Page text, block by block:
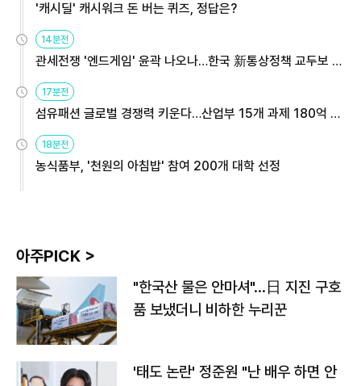
'캐시딜' 캐시워크 돈 버는 퀴즈, 정답은?
14분전
관세전쟁 '엔드게임' 윤곽 나오나…한국 新통상정책 교두보 활
용해야
17분전
섬유패션 글로벌 경쟁력 키운다…산업부 15개 과제 180억 지
원
18분전
농식품부, '천원의 아침밥' 참여 200개 대학 선정
아주PICK >
"한국산 물은 안마셔"…日 지진 구호
품 보냈더니 비하한 누리꾼
'태도 논란' 정준원 "난 배우 하면 안